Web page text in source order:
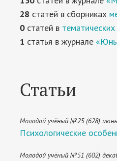
28 статей в сборниках
0 статей в
1 статья в журнале
Статьи
Молодой учёный №25 (628)
Психологические
Молодой учёный №51 (602)